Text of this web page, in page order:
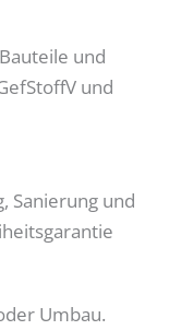
und
und
Sanierung und
Umbau.